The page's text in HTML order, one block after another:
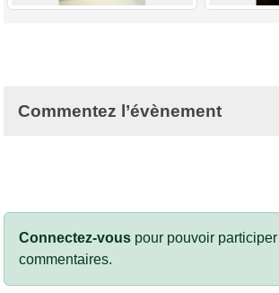
Commentez l’évènement
Connectez-vous pour pouvoir
commentaires.